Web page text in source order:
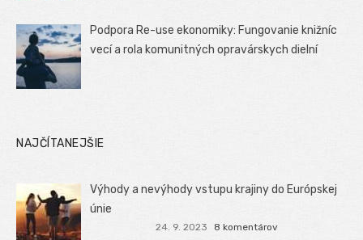
Podpora Re-use ekonomiky: Fungovanie knižníc
vecí a rola komunitných opravárskych dielní
NAJČÍTANEJŠIE
Výhody a nevýhody vstupu krajiny do Európskej
únie
24. 9. 2023 8 komentárov